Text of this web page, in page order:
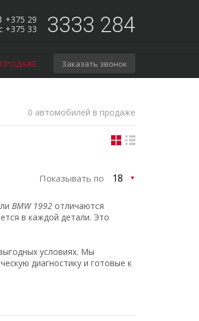
+375 29
+375 33
3333 284
ПРОДАЖЕ Заказать звонок
0 автомобилей в продаже
Показывать по
BMW 1992 отличаются
в каждой детали. Это
условиях. Мы
диагностику и готовые к